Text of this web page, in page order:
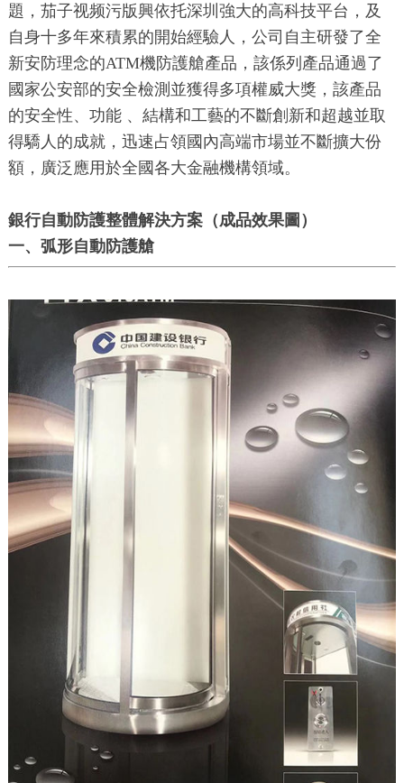
題，茄子视频污版興依托深圳強大的高科技平台，及
自身十多年來積累的開始經驗人，公司自主研發了全
新安防理念的ATM機防護艙產品，該係列產品通過了
國家公安部的安全檢測並獲得多項權威大獎，該產品
的安全性、功能 、結構和工藝的不斷創新和超越並取
得驕人的成就，迅速占領國內高端市場並不斷擴大份
額，廣泛應用於全國各大金融機構領域。
銀行自動防護整體解決方案（成品效果圖）
一、弧形自動防護艙